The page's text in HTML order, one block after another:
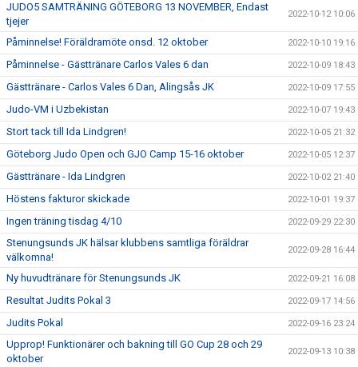
JUDO5 SAMTRÄNING GÖTEBORG 13 NOVEMBER, Endast
tjejer
2022-10-12 10:06
Påminnelse! Föräldramöte onsd. 12 oktober 2022-10-10 19:16
Påminnelse - Gästtränare Carlos Vales 6 dan 2022-10-09 18:43
Gästtränare - Carlos Vales 6 Dan, Alingsås JK 2022-10-09 17:55
Judo-VM i Uzbekistan 2022-10-07 19:43
Stort tack till Ida Lindgren! 2022-10-05 21:32
Göteborg Judo Open och GJO Camp 15-16 oktober 2022-10-05 12:37
Gästtränare - Ida Lindgren 2022-10-02 21:40
Höstens fakturor skickade 2022-10-01 19:37
Ingen träning tisdag 4/10 2022-09-29 22:30
Stenungsunds JK hälsar klubbens samtliga föräldrar
välkomna!
2022-09-28 16:44
Ny huvudtränare för Stenungsunds JK 2022-09-21 16:08
Resultat Judits Pokal 3 2022-09-17 14:56
Judits Pokal 2022-09-16 23:24
Upprop! Funktionärer och bakning till GO Cup 28 och 29
oktober
2022-09-13 10:38